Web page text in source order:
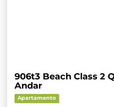
906t3 Beach Class 2
Andar
Apartamento